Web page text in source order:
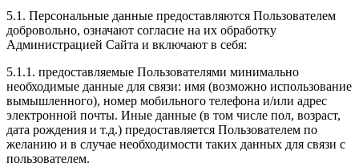
5.1. Персональные данные предоставляются Пользователем
добровольно, означают согласие на их обработку
Администрацией Сайта и включают в себя:
5.1.1. предоставляемые Пользователями минимально
необходимые данные для связи: имя (возможно использование
вымышленного), номер мобильного телефона и/или адрес
электронной почты. Иные данные (в том числе пол, возраст,
дата рождения и т.д.) предоставляется Пользователем по
желанию и в случае необходимости таких данных для связи с
пользователем.